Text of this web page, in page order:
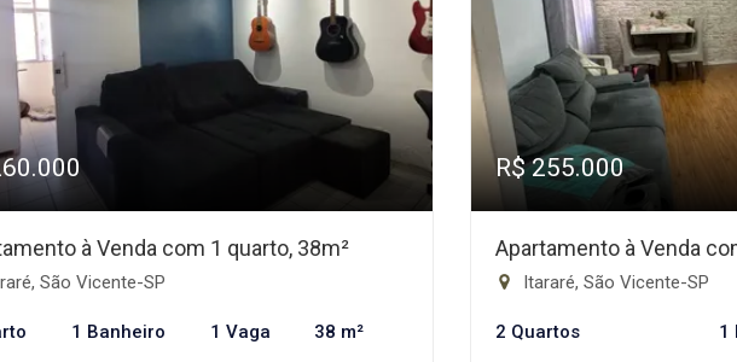
à Venda com 1 quarto, 38m²
São Vicente-SP
1 Banheiro 1 Vaga 38 m²
R$ 255.000
Apartamento à Venda
Itararé, São Vicente-SP
2 Quartos 1